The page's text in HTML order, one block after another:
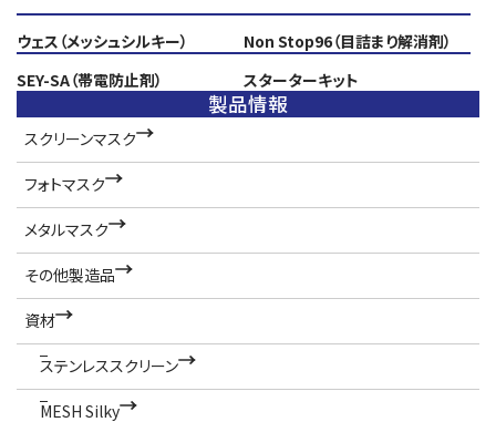
ウェス（メッシュシルキー） Non Stop96（目詰まり解消剤）
SEY-SA（帯電防止剤） スターターキット
製品情報
スクリーンマスク
フォトマスク
メタルマスク
その他製造品
資材
ステンレススクリーン
MESH Silky